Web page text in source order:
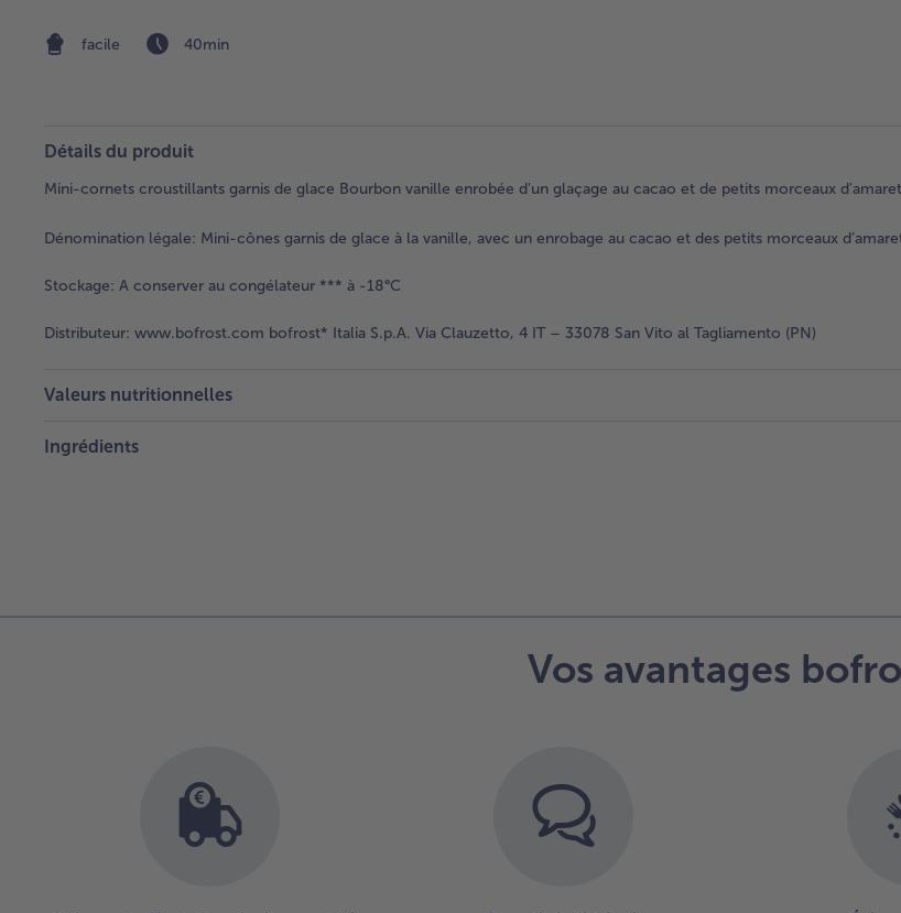
facile 40min
Détails du produit
Mini-cornets croustillants garnis de glace Bourbon vanille enrobée d'un glaçage au cacao et de petits morceaux
Dénomination légale: Mini-cônes garnis de glace à la vanille, avec un enrobage au cacao et des petits morceaux
Stockage: A conserver au congélateur *** à -18°C
Distributeur: www.bofrost.com bofrost* Italia S.p.A. Via Clauzetto, 4 IT – 33078 San Vito al Tagliamento (PN)
Valeurs nutritionnelles
Ingrédients
Vos avantages